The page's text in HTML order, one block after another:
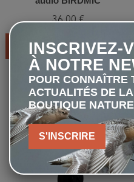
36,00 €
AJOUTER AU PANIER
favorite_border
INSCRIVEZ-
À NOTRE
POUR CONNAÎTRE
ACTUALITÉS DE
BOUTIQUE NATURE
S'INSCRIRE